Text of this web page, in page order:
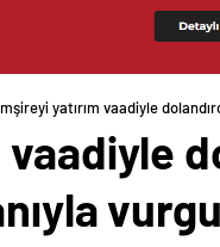
yatırım vaadiyle
vaadiyle